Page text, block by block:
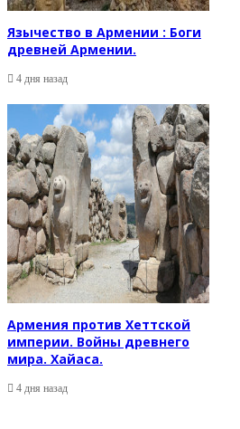
Язычество в Армении : Боги
древней Армении.
4 дня назад
Армения против Хеттской
империи. Войны древнего
мира. Хайаса.
4 дня назад